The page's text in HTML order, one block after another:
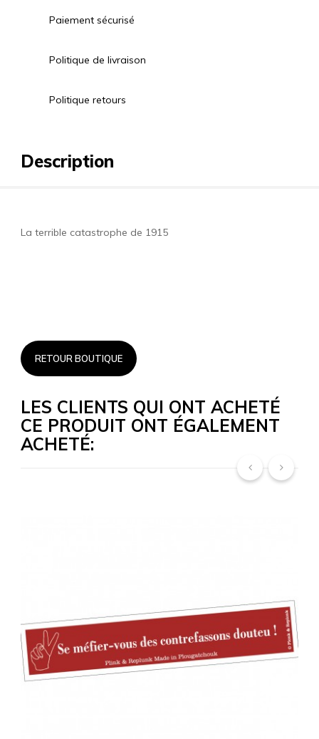
Paiement sécurisé
Politique de livraison
Politique retours
Description
La terrible catastrophe de 1915
RETOUR BOUTIQUE
LES CLIENTS QUI ONT ACHETÉ
CE PRODUIT ONT ÉGALEMENT
ACHETÉ: